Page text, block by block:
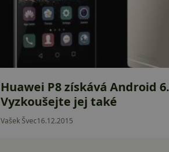
Huawei P8 získává Android
Vyzkoušejte jej také
Vašek Švec16.12.2015